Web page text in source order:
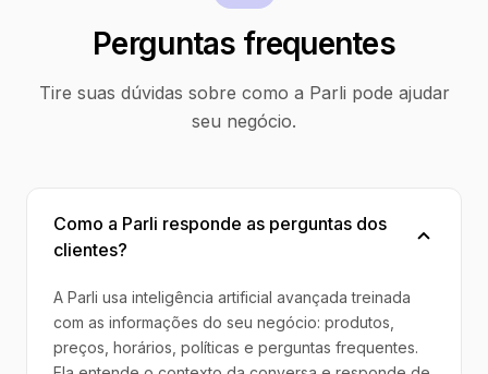
Perguntas frequentes
Tire suas dúvidas sobre como a Parli pode ajudar
seu negócio.
Como a Parli responde as perguntas dos
clientes?
A Parli usa inteligência artificial avançada treinada
com as informações do seu negócio: produtos,
preços, horários, políticas e perguntas frequentes.